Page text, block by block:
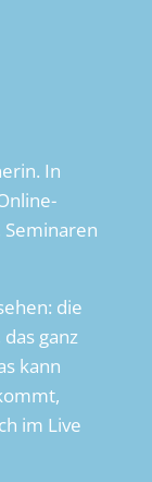
In
die
ganz
kann
im Live